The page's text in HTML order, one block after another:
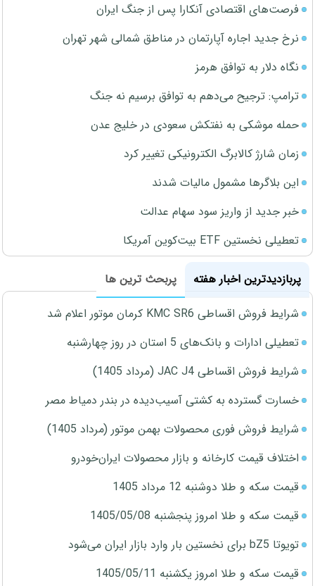
فرصت‌های اقتصادی آنکارا پس از جنگ ایران
نرخ جدید اجاره آپارتمان در مناطق شمالی شهر تهران
نگاه دلار به توافق هرمز
ترامپ: ترجیح می‌دهم به توافق برسیم نه جنگ
حمله موشکی به نفتکش سعودی در خلیج عدن
زمان شارژ کالابرگ الکترونیکی تغییر کرد
این بلاگرها مشمول مالیات شدند
خبر جدید از واریز سود سهام عدالت
تعطیلی نخستین ETF بیت‌کوین آمریکا
پربازدیدترین اخبار هفته
پربحث ترین ها
شرایط فروش اقساطی KMC SR6 کرمان موتور اعلام شد
تعطیلی ادارات و بانک‌های 5 استان در روز چهارشنبه
شرایط فروش اقساطی JAC J4 (مرداد 1405)
خسارت گسترده به کشتی آسیب‌دیده در بندر دمیاط مصر
شرایط فروش فوری محصولات بهمن موتور (مرداد 1405)
اختلاف قیمت کارخانه و بازار محصولات ایران‌خودرو
قیمت سکه و طلا دوشنبه 12 مرداد 1405
قیمت سکه و طلا امروز پنجشنبه 1405/05/08
تویوتا bZ5 برای نخستین بار وارد بازار ایران می‌شود
قیمت سکه و طلا امروز یکشنبه 1405/05/11